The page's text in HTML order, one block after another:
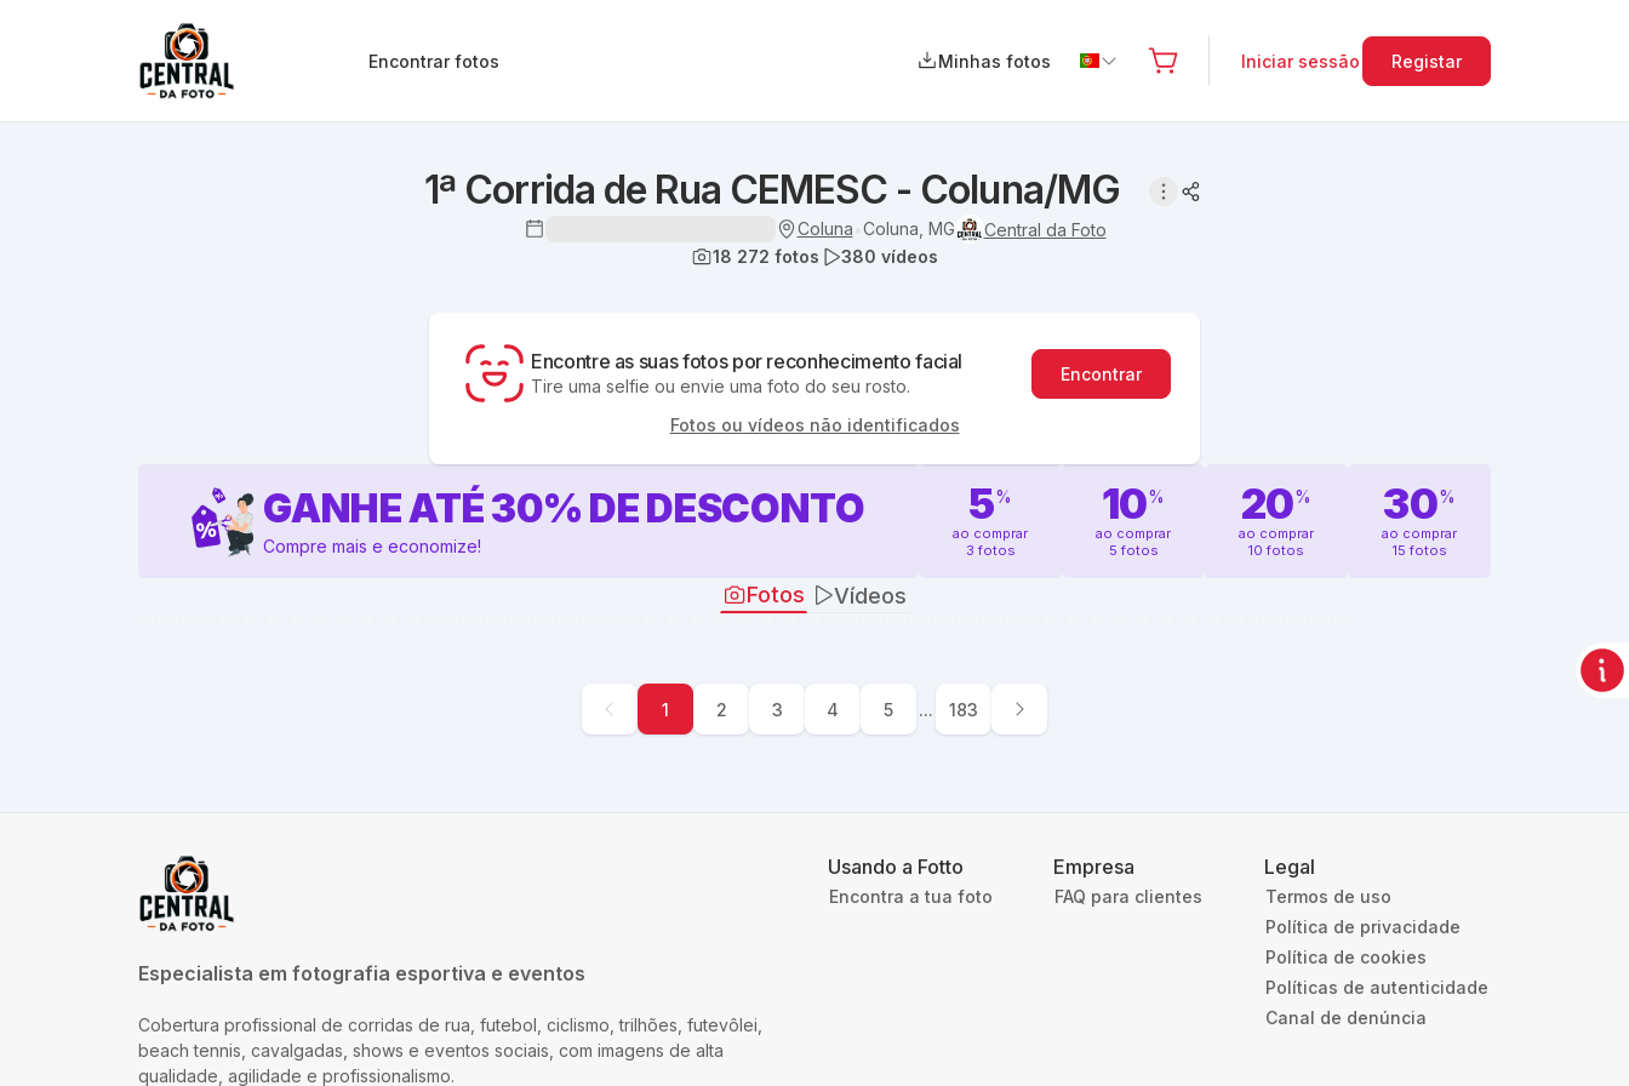
Encontrar fotos Minhas fotos Iniciar sessão Registar
1ª Corrida de Rua CEMESC - Coluna/MG
Coluna Coluna, MG
Central da Foto
18 272 fotos 380 vídeos
Encontre as suas fotos por reconhecimento facial
Tire uma selfie ou envie uma foto do seu rosto.
Encontrar
Fotos ou vídeos não identificados
GANHE ATÉ30% DE DESCONTO
Compre mais e economize!
5%
ao comprar
3 fotos
10%
ao comprar
5 fotos
20%
ao comprar
10 fotos
30%
ao comprar
15 fotos
Fotos Vídeos
1 2 3 4 5 ... 183
Especialista em fotografia esportiva e eventos
Cobertura profissional de corridas de rua, futebol, ciclismo, trilhões, futevôlei,
beach tennis, cavalgadas, shows e eventos sociais, com imagens de alta
qualidade, agilidade e profissionalismo.
Usando a Fotto
Encontra a tua foto
Empresa
FAQ para clientes
Legal
Termos de uso
Política de privacidade
Política de cookies
Políticas de autenticidade
Canal de denúncia